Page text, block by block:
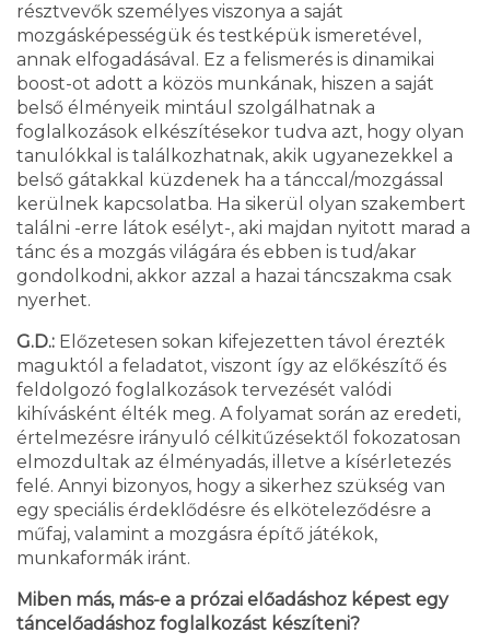
résztvevők személyes viszonya a saját
mozgásképességük és testképük ismeretével,
annak elfogadásával. Ez a felismerés is dinamikai
boost-ot adott a közös munkának, hiszen a saját
belső élményeik mintául szolgálhatnak a
foglalkozások elkészítésekor tudva azt, hogy olyan
tanulókkal is találkozhatnak, akik ugyanezekkel a
belső gátakkal küzdenek ha a tánccal/mozgással
kerülnek kapcsolatba. Ha sikerül olyan szakembert
találni -erre látok esélyt-, aki majdan nyitott marad a
tánc és a mozgás világára és ebben is tud/akar
gondolkodni, akkor azzal a hazai táncszakma csak
nyerhet.
G.D.: Előzetesen sokan kifejezetten távol érezték
maguktól a feladatot, viszont így az előkészítő és
feldolgozó foglalkozások tervezését valódi
kihívásként élték meg. A folyamat során az eredeti,
értelmezésre irányuló célkitűzésektől fokozatosan
elmozdultak az élményadás, illetve a kísérletezés
felé. Annyi bizonyos, hogy a sikerhez szükség van
egy speciális érdeklődésre és elköteleződésre a
műfaj, valamint a mozgásra építő játékok,
munkaformák iránt.
Miben más, más-e a prózai előadáshoz képest egy
táncelőadáshoz foglalkozást készíteni?